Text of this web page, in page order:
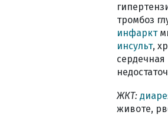
тромбоз
инфаркт
инсульт,
сердечная
ЖКТ:
животе,